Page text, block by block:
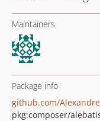
Maintainers
Package info
github.com/
pkg:composer/